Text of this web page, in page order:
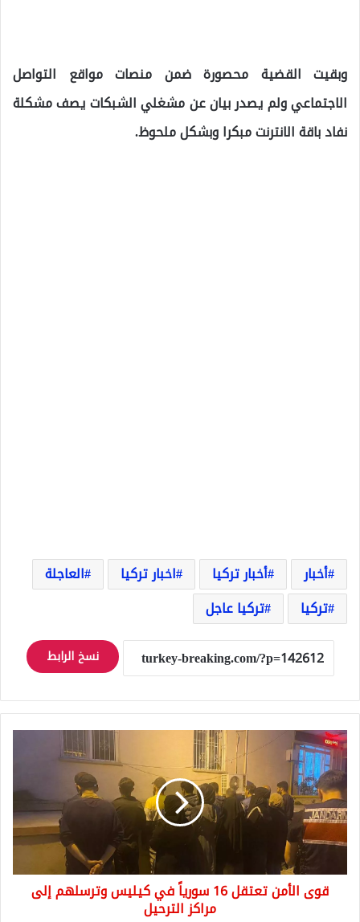
وبقيت القضية محصورة ضمن منصات مواقع التواصل
الاجتماعي ولم يصدر بيان عن مشغلي الشبكات يصف مشكلة
نفاد باقة الانترنت مبكرا وبشكل ملحوظ.
أخبار أخبار تركيا اخبار تركيا
العاجلة
تركيا
تركيا عاجل
نسخ الرابط
قوى
الأمن
تعتقل
16
سورياً
في
كيليس
وترسلهم
إلى
مراكز
الترحيل
قوى الأمن تعتقل 16 سورياً في كيليس وترسلهم إلى
مراكز الترحيل